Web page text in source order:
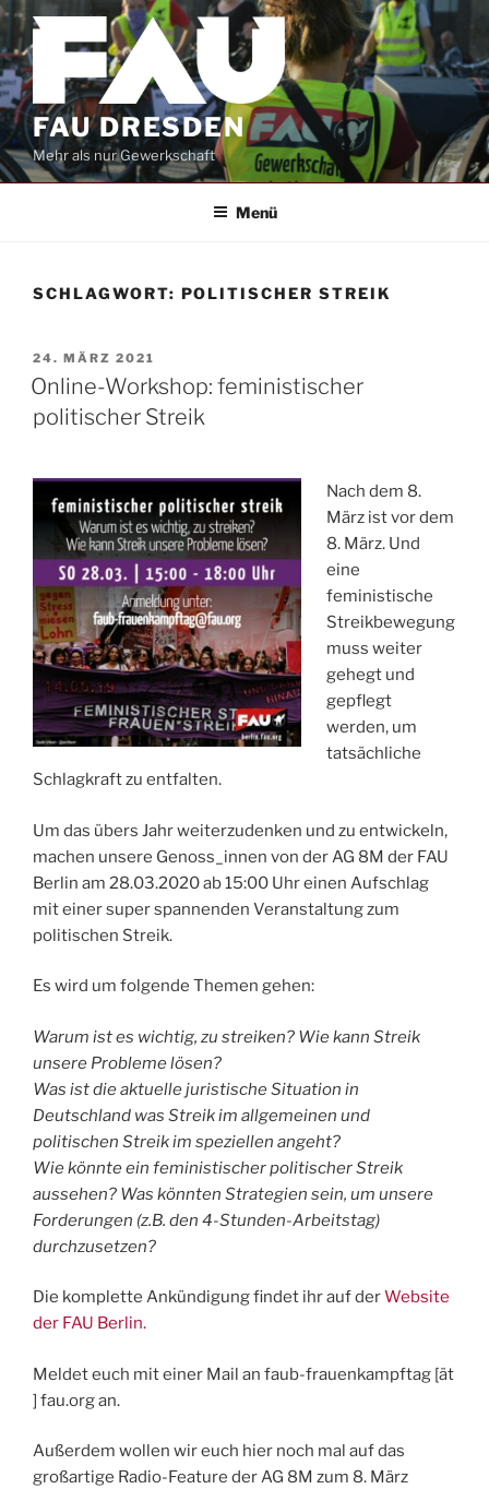
Zum
Inhalt
springen
FAU DRESDEN
Mehr als nur Gewerkschaft
Menü
SCHLAGWORT: POLITISCHER STREIK
VERÖFFENTLICHT
AM
24. MÄRZ 2021
Online-Workshop: feministischer
politischer Streik
Nach dem 8.
März ist vor dem
8. März. Und
eine
feministische
Streikbewegung
muss weiter
gehegt und
gepflegt
werden, um
tatsächliche
Schlagkraft zu entfalten.
Um das übers Jahr weiterzudenken und zu entwickeln,
machen unsere Genoss_innen von der AG 8M der FAU
Berlin am 28.03.2020 ab 15:00 Uhr einen Aufschlag
mit einer super spannenden Veranstaltung zum
politischen Streik.
Es wird um folgende Themen gehen:
Warum ist es wichtig, zu streiken? Wie kann Streik
unsere Probleme lösen?
Was ist die aktuelle juristische Situation in
Deutschland was Streik im allgemeinen und
politischen Streik im speziellen angeht?
Wie könnte ein feministischer politischer Streik
aussehen? Was könnten Strategien sein, um unsere
Forderungen (z.B. den 4-Stunden-Arbeitstag)
durchzusetzen?
Die komplette Ankündigung findet ihr auf derWebsite
der FAU Berlin.
Meldet euch mit einer Mail an faub-frauenkampftag [ät
] fau.org an.
Außerdem wollen wir euch hier noch mal auf das
großartige Radio-Feature der AG 8M zum 8. März